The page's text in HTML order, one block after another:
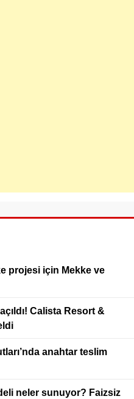
projesi için Mekke ve
Calista Resort &
anahtar teslim
neler sunuyor? Faizsiz